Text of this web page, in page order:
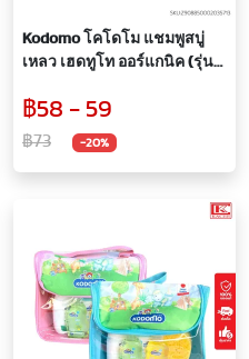
Kodomo โคโดโม แชมพูสบู่
เหลว เฮดทูโท ออร์แกนิค (รุ่น
฿58 - 59
฿73 -20%